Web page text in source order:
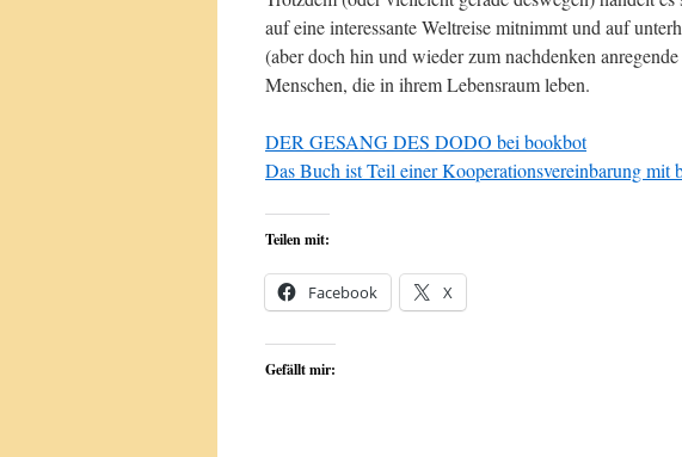
auf eine interessante Weltreise mitnimmt und auf
(aber doch hin und wieder zum nachdenken
Menschen, die in ihrem Lebensraum leben.
DER GESANG DES DODO bei bookbot
Das Buch ist Teil einer Kooperationsvereinbarung mit
Teilen mit:
Facebook X
Gefällt mir: